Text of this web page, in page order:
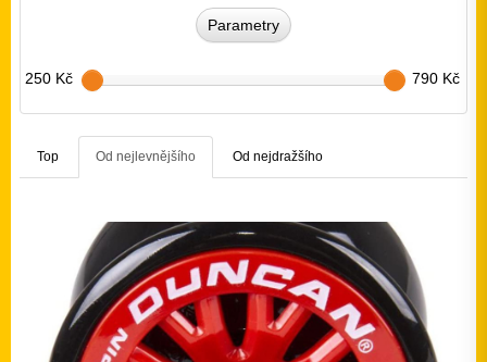
Parametry
250 Kč 790 Kč
Top Od nejlevnějšího Od nejdražšího